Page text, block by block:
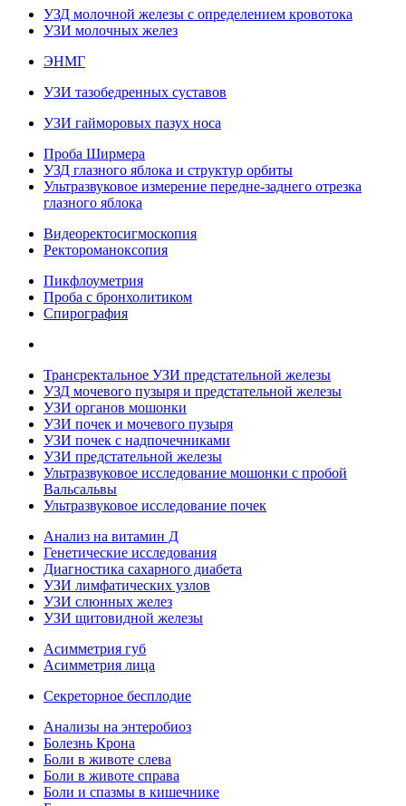
УЗД молочной железы с определением кровотока
УЗИ молочных желез
ЭНМГ
УЗИ тазобедренных суставов
УЗИ гайморовых пазух носа
Проба Ширмера
УЗД глазного яблока и структур орбиты
Ультразвуковое измерение передне-заднего отрезка
глазного яблока
Видеоректосигмоскопия
Ректороманоксопия
Пикфлоуметрия
Проба с бронхолитиком
Спирография
Трансректальное УЗИ предстательной железы
УЗД мочевого пузыря и предстательной железы
УЗИ органов мошонки
УЗИ почек и мочевого пузыря
УЗИ почек с надпочечниками
УЗИ предстательной железы
Ультразвуковое исследование мошонки с пробой
Вальсальвы
Ультразвуковое исследование почек
Анализ на витамин Д
Генетические исследования
Диагностика сахарного диабета
УЗИ лимфатических узлов
УЗИ слюнных желез
УЗИ щитовидной железы
Асимметрия губ
Асимметрия лица
Секреторное бесплодие
Анализы на энтеробиоз
Болезнь Крона
Боли в животе слева
Боли в животе справа
Боли и спазмы в кишечнике